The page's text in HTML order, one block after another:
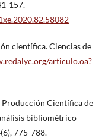
157.
científica. Ciencias de
articulo.oa?
Producción Científica de
bibliométrico
775-788.